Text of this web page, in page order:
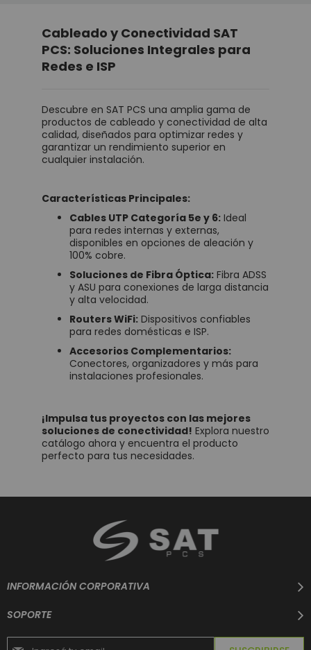
Cableado y Conectividad SAT
PCS: Soluciones Integrales para
Redes e ISP
Descubre en SAT PCS una amplia gama de
productos de cableado y conectividad de alta
calidad, diseñados para optimizar redes y
garantizar un rendimiento superior en
cualquier instalación.
Características Principales:
Cables UTP Categoría 5e y 6: Ideal
para redes internas y externas,
disponibles en opciones de aleación y
100% cobre.
Soluciones de Fibra Óptica: Fibra ADSS
y ASU para conexiones de larga distancia
y alta velocidad.
Routers WiFi: Dispositivos confiables
para redes domésticas e ISP.
Accesorios Complementarios:
Conectores, organizadores y más para
instalaciones profesionales.
¡Impulsa tus proyectos con las mejores
soluciones de conectividad! Explora nuestro
catálogo ahora y encuentra el producto
perfecto para tus necesidades.
INFORMACIÓN CORPORATIVA
SOPORTE
Suscríbase